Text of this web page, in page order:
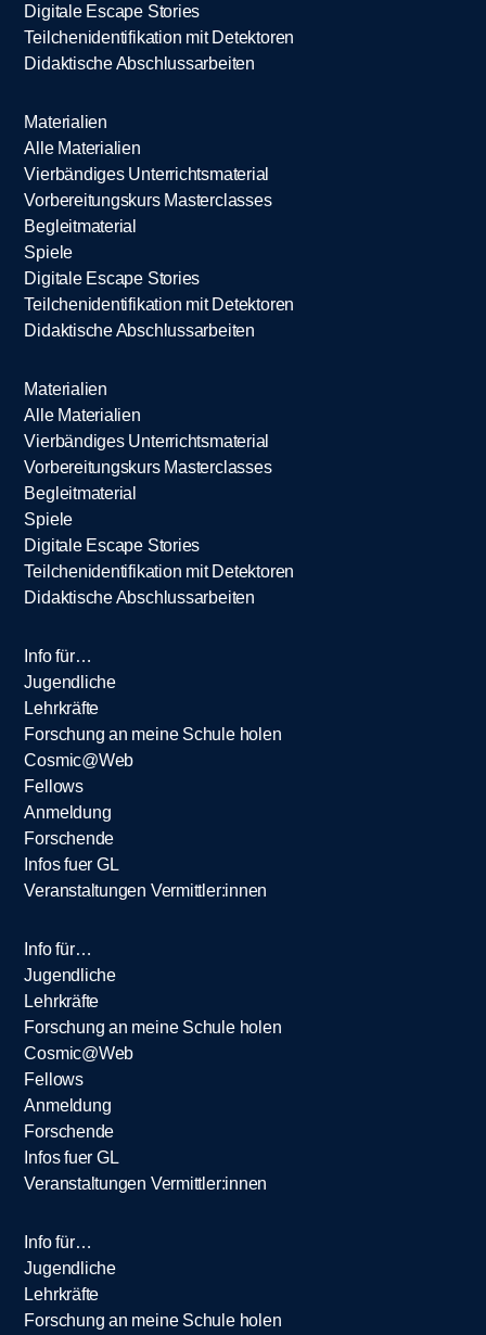
Digitale Escape Stories
Teilchenidentifikation mit Detektoren
Didaktische Abschlussarbeiten
Materialien
Alle Materialien
Vierbändiges Unterrichtsmaterial
Vorbereitungskurs Masterclasses
Begleitmaterial
Spiele
Digitale Escape Stories
Teilchenidentifikation mit Detektoren
Didaktische Abschlussarbeiten
Materialien
Alle Materialien
Vierbändiges Unterrichtsmaterial
Vorbereitungskurs Masterclasses
Begleitmaterial
Spiele
Digitale Escape Stories
Teilchenidentifikation mit Detektoren
Didaktische Abschlussarbeiten
Info für…
Jugendliche
Lehrkräfte
Forschung an meine Schule holen
Cosmic@Web
Fellows
Anmeldung
Forschende
Infos fuer GL
Veranstaltungen Vermittler:innen
Info für…
Jugendliche
Lehrkräfte
Forschung an meine Schule holen
Cosmic@Web
Fellows
Anmeldung
Forschende
Infos fuer GL
Veranstaltungen Vermittler:innen
Info für…
Jugendliche
Lehrkräfte
Forschung an meine Schule holen